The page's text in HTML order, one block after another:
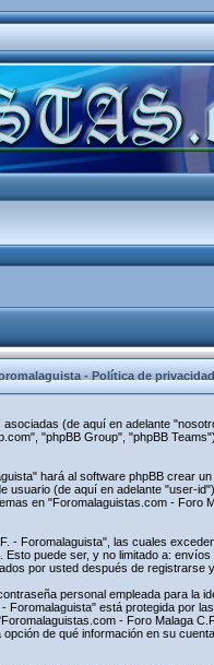
- Política de privacidad
(de aquí en adelante
"phpBB Group", "phpBB
hará al software phpBB crear
(de aquí en adelante "user-
en "Foromalaguistas.com - Foro
Foromalaguista", las cuales
puede ser, y no limitado a:
por usted después de registrarse
personal empleada para la
está protegida por
- Foro Malaga
de qué información en su